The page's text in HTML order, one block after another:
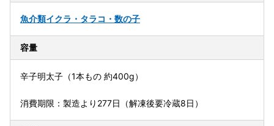
魚介類イクラ・タラコ・数の子
容量
辛子明太子（1本もの 約400g）
消費期限：製造より277日（解凍後要冷蔵8日）